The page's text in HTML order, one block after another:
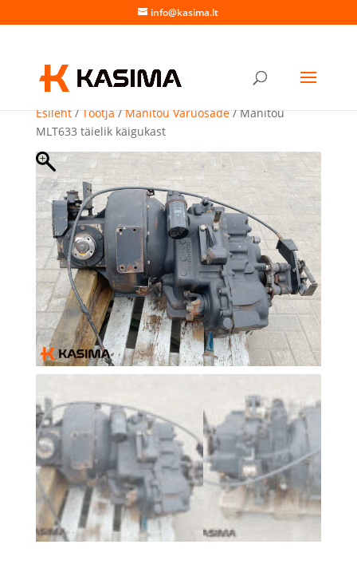
info@kasima.lt
Esileht/Tootja/Manitou Varuosade/ Manitou
MLT633 täielik käigukast